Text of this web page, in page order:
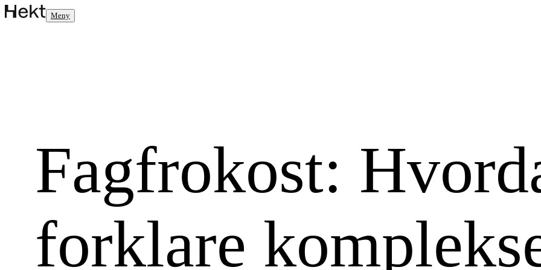
Meny
Fagfrokost:
forklare